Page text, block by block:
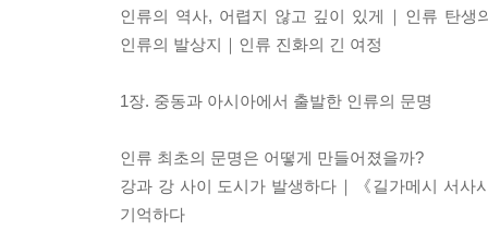
인류의 역사, 어렵지 않고 깊이 있게｜인류 탄생
인류의 발상지｜인류 진화의 긴 여정
1장. 중동과 아시아에서 출발한 인류의 문명
인류 최초의 문명은 어떻게 만들어졌을까?
강과 강 사이 도시가 발생하다｜《길가메시 서사
기억하다